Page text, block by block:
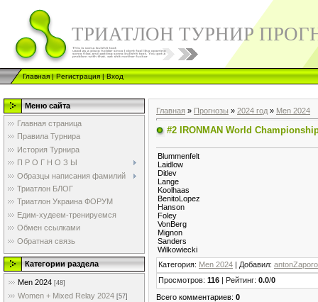
ТРИАТЛОН ТУРНИР
Главная|Регистрация|Вход
Меню сайта
Главная страница
Правила Турнира
История Турнира
П Р О Г Н О З Ы
Образцы написания фамилий
Триатлон БЛОГ
Триатлон Украина ФОРУМ
Едим-худеем-тренируемся
Обмен ссылками
Обратная связь
Категории раздела
Men 2024 [48]
Women + Mixed Relay 2024 [57]
Главная » Прогнозы » 2024 год » Men 2024
#2 IRONMAN World
Blummenfelt
Laidlow
Ditlev
Lange
Koolhaas
BenitoLopez
Hanson
Foley
VonBerg
Mignon
Sanders
Wilkowiecki
Категория: Men 2024 | Добавил:
Просмотров: 116 | Рейтинг: 0.0/0
Всего комментариев: 0